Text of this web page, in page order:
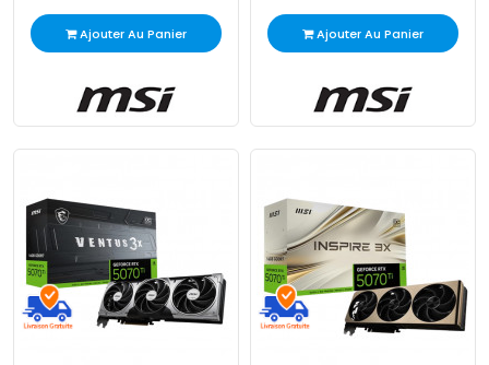
Ajouter Au Panier Ajouter Au Panier